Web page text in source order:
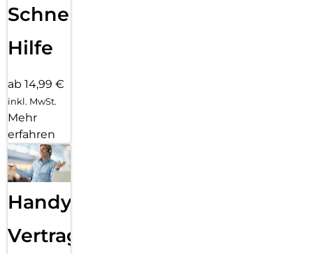
Schnelle
Hilfe
ab 14,99 €
inkl. MwSt.
Mehr
erfahren
Handy
Vertragsabwicklung